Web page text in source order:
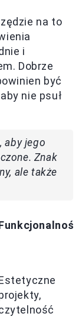
na to
i
Dobrze
być
nie psuł
aby jego
Znak
ale także